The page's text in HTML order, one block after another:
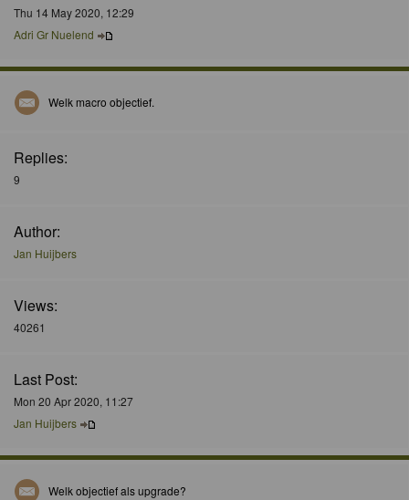
Thu 14 May 2020, 12:29
Adri Gr Nuelend
Welk macro objectief.
Replies:
9
Author:
Jan Huijbers
Views:
40261
Last Post:
Mon 20 Apr 2020, 11:27
Jan Huijbers
Welk objectief als upgrade?